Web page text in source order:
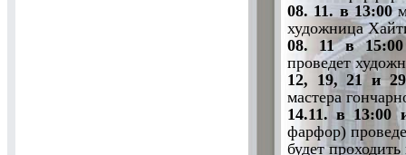
08. 11. в 13:00
художница
08. 11 в
проведет
12, 19, 21 и
мастера
14.11. в 13:00
фарфор)
будет